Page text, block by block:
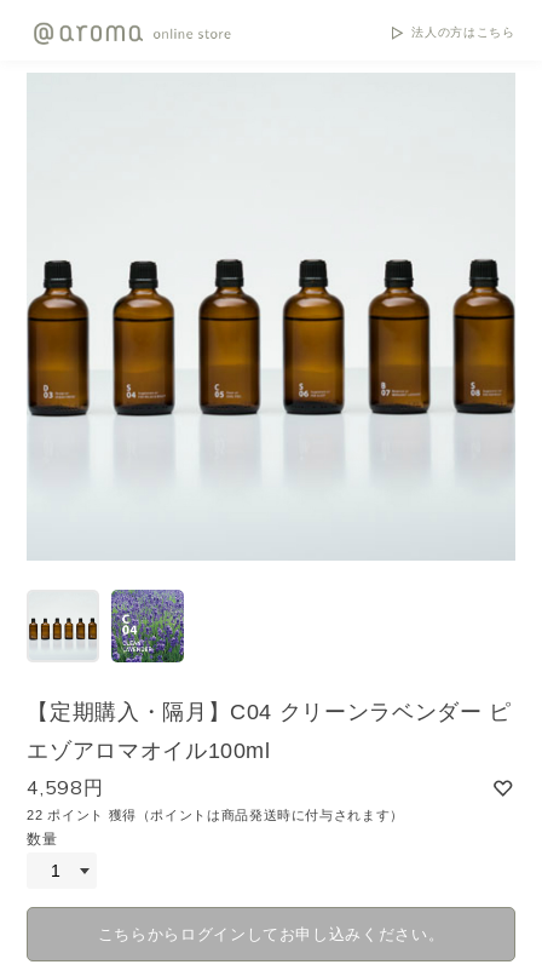
法人の方はこちら
【定期購入・隔月】C04 クリーンラベンダー ピ
エゾアロマオイル100ml
4,598円
22 ポイント 獲得（ポイントは商品発送時に付与されます）
数量
こちらからログインしてお申し込みください。